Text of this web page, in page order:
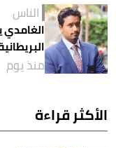
الناس
الغامدي
منذ يوم
الأكثر قراءة